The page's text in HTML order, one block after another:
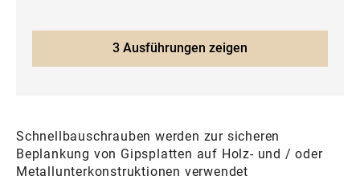
3 Ausführungen zeigen
Schnellbauschrauben werden zur sicheren
Beplankung von Gipsplatten auf Holz- und / oder
Metallunterkonstruktionen verwendet